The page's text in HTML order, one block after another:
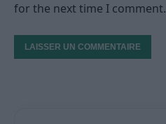
for the next time I comment.